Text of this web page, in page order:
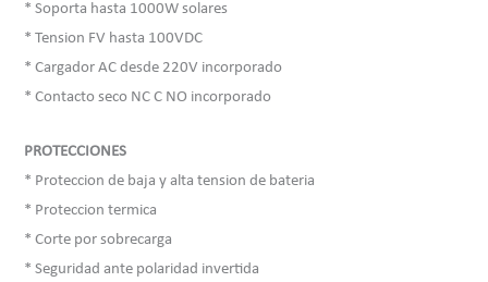
* Soporta hasta 1000W solares
* Tension FV hasta 100VDC
* Cargador AC desde 220V incorporado
* Contacto seco NC C NO incorporado
PROTECCIONES
* Proteccion de baja y alta tension de bateria
* Proteccion termica
* Corte por sobrecarga
* Seguridad ante polaridad invertida